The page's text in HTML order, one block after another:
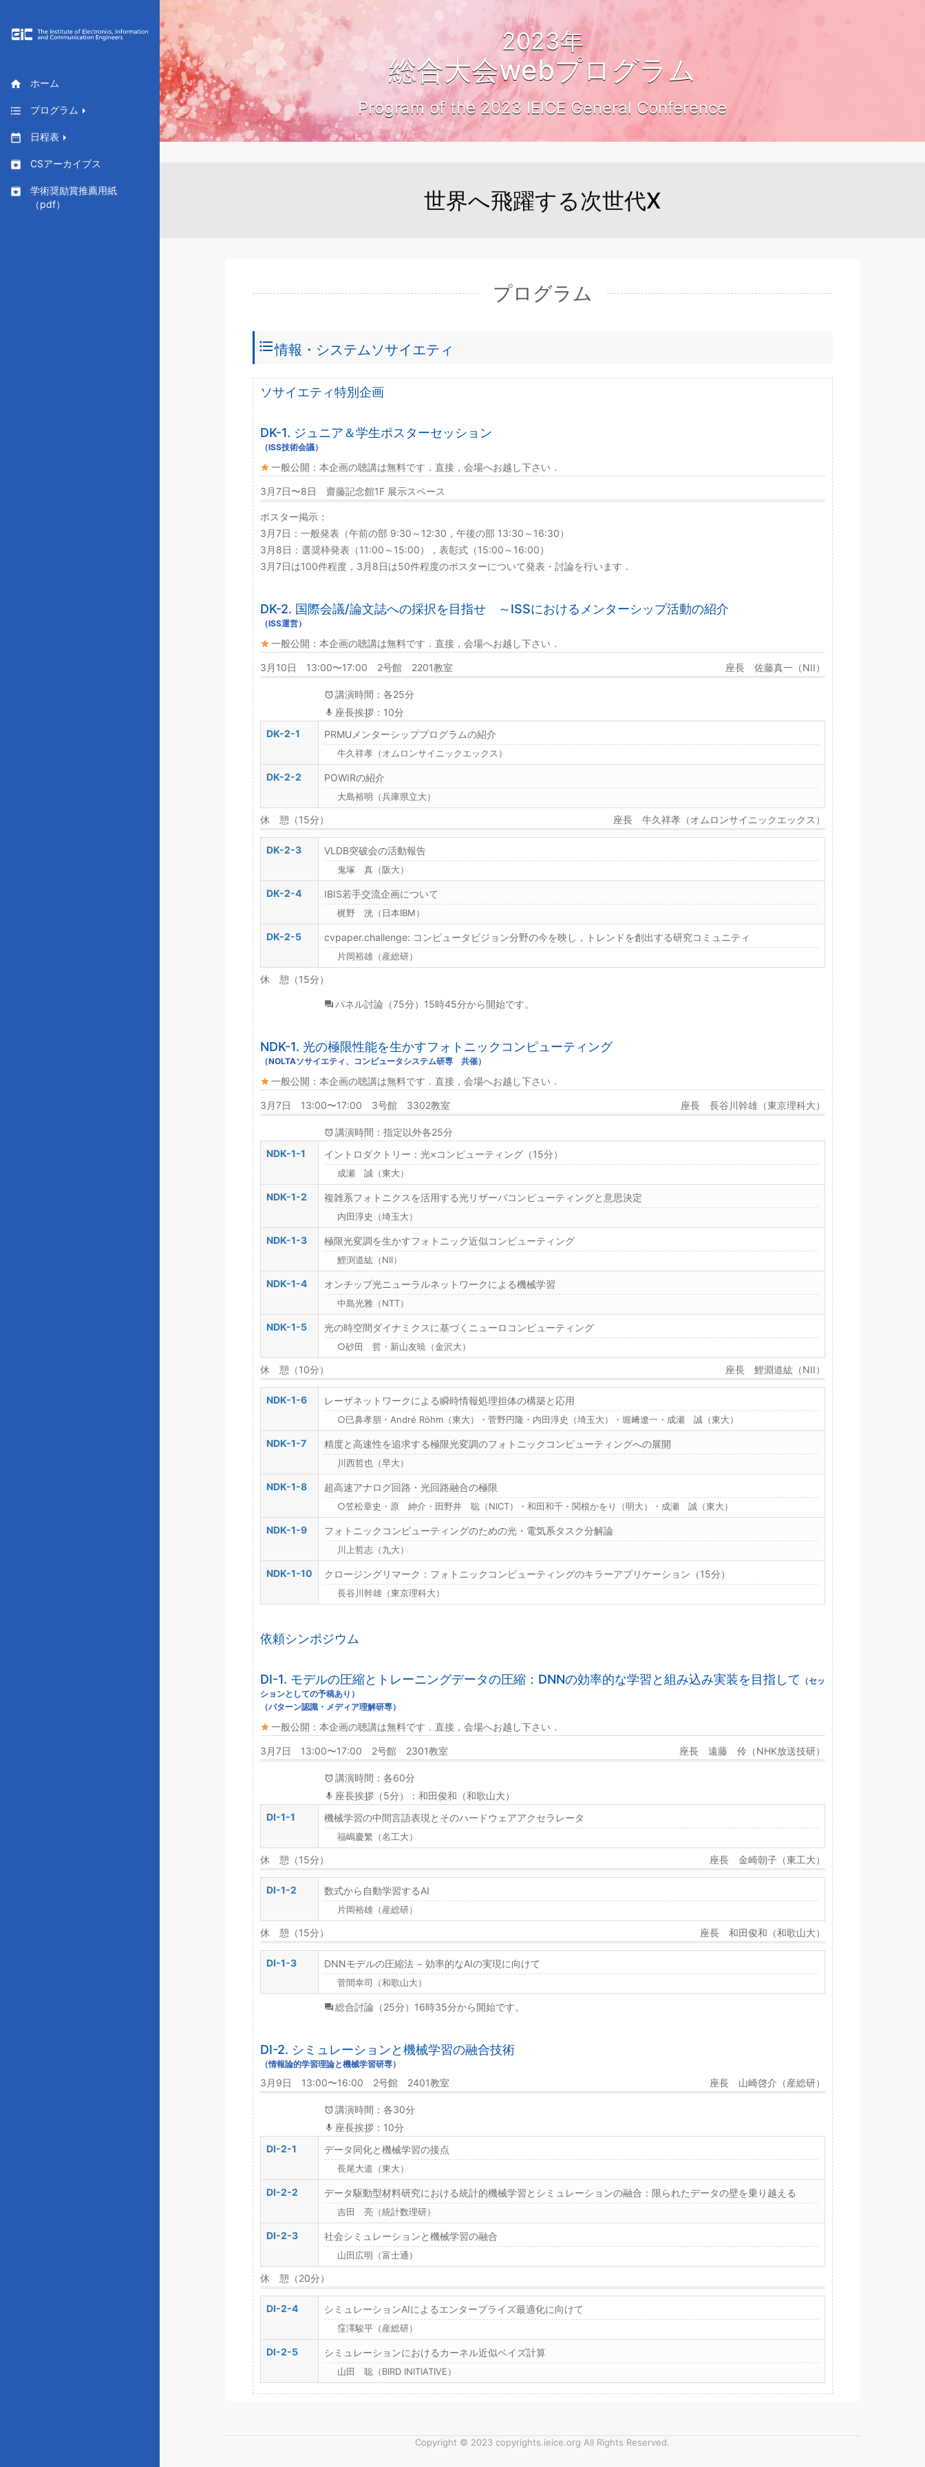
home ホーム
format_list_bulleted プログラム
date_range 日程表
archive CSアーカイブス
archive
学術奨励賞推薦用紙
（pdf）
2023年
総合大会webプログラム
Program of the 2023 IEICE General Conference
世界へ飛躍する次世代X
プログラム
format_list_bulleted情報・システムソサイエティ
ソサイエティ特別企画
DK-1. ジュニア＆学生ポスターセッション
（ISS技術会議）
一般公開：本企画の聴講は無料です．直接，会場へお越し下さい．
3月7日〜8日 齋藤記念館1F 展示スペース
ポスター掲示：
3月7日：一般発表（午前の部 9:30～12:30，午後の部 13:30～16:30）
3月8日：選奨枠発表（11:00～15:00），表彰式（15:00～16:00）
3月7日は100件程度，3月8日は50件程度のポスターについて発表・討論を行います．
DK-2. 国際会議/論文誌への採択を目指せ ～ISSにおけるメンターシップ活動の紹介
（ISS運営）
一般公開：本企画の聴講は無料です．直接，会場へお越し下さい．
3月10日 13:00〜17:00 2号館 2201教室 座長 佐藤真一（NII）
講演時間：各25分
座長挨拶：10分
DK-2-1
PRMUメンターシッププログラムの紹介
牛久祥孝（オムロンサイニックエックス）
DK-2-2 POWIRの紹介
大島裕明（兵庫県立大）
休 憩（15分） 座長 牛久祥孝（オムロンサイニックエックス）
DK-2-3 VLDB突破会の活動報告
鬼塚 真（阪大）
DK-2-4 IBIS若手交流企画について
梶野 洸（日本IBM）
DK-2-5 cvpaper.challenge: コンピュータビジョン分野の今を映し，トレンドを創出する研究コミュニティ
片岡裕雄（産総研）
休 憩（15分）
パネル討論（75分）15時45分から開始です。
NDK-1. 光の極限性能を生かすフォトニックコンピューティング
（NOLTAソサイエティ、コンピュータシステム研専 共催）
一般公開：本企画の聴講は無料です．直接，会場へお越し下さい．
3月7日 13:00〜17:00 3号館 3302教室 座長 長谷川幹雄（東京理科大）
講演時間：指定以外各25分
NDK-1-1
イントロダクトリー：光×コンピューティング（15分）
成瀬 誠（東大）
NDK-1-2 複雑系フォトニクスを活用する光リザーバコンピューティングと意思決定
内田淳史（埼玉大）
NDK-1-3 極限光変調を生かすフォトニック近似コンピューティング
鯉渕道紘（NII）
NDK-1-4 オンチップ光ニューラルネットワークによる機械学習
中島光雅（NTT）
NDK-1-5 光の時空間ダイナミクスに基づくニューロコンピューティング
○砂田 哲・新山友暁（金沢大）
休 憩（10分） 座長 鯉淵道紘（NII）
NDK-1-6 レーザネットワークによる瞬時情報処理担体の構築と応用
○巳鼻孝朋・André Röhm（東大）・菅野円隆・内田淳史（埼玉大）・堀﨑遼一・成瀬 誠（東大）
NDK-1-7 精度と高速性を追求する極限光変調のフォトニックコンピューティングへの展開
川西哲也（早大）
NDK-1-8 超高速アナログ回路・光回路融合の極限
○笠松章史・原 紳介・田野井 聡（NICT）・和田和千・関根かをり（明大）・成瀬 誠（東大）
NDK-1-9 フォトニックコンピューティングのための光・電気系タスク分解論
川上哲志（九大）
NDK-1-10 クロージングリマーク：フォトニックコンピューティングのキラーアプリケーション（15分）
長谷川幹雄（東京理科大）
依頼シンポジウム
DI-1. モデルの圧縮とトレーニングデータの圧縮：DNNの効率的な学習と組み込み実装を目指して （セッ
ションとしての予稿あり）
（パターン認識・メディア理解研専）
一般公開：本企画の聴講は無料です．直接，会場へお越し下さい．
3月7日 13:00〜17:00 2号館 2301教室 座長 遠藤 伶（NHK放送技研）
講演時間：各60分
座長挨拶（5分）：和田俊和（和歌山大）
DI-1-1
機械学習の中間言語表現とそのハードウェアアクセラレータ
福嶋慶繁（名工大）
休 憩（15分） 座長 金崎朝子（東工大）
DI-1-2 数式から⾃動学習するAI
片岡裕雄（産総研）
休 憩（15分） 座長 和田俊和（和歌山大）
DI-1-3 DNNモデルの圧縮法 − 効率的なAIの実現に向けて
菅間幸司（和歌山大）
総合討論（25分）16時35分から開始です。
DI-2. シミュレーションと機械学習の融合技術
（情報論的学習理論と機械学習研専）
3月9日 13:00〜16:00 2号館 2401教室 座長 山崎啓介（産総研）
講演時間：各30分
座長挨拶：10分
DI-2-1
データ同化と機械学習の接点
長尾大道（東大）
DI-2-2 データ駆動型材料研究における統計的機械学習とシミュレーションの融合：限られたデータの壁を乗り越える
吉田 亮（統計数理研）
DI-2-3 社会シミュレーションと機械学習の融合
山田広明（富士通）
休 憩（20分）
DI-2-4 シミュレーションAIによるエンタープライズ最適化に向けて
窪澤駿平（産総研）
DI-2-5 シミュレーションにおけるカーネル近似ベイズ計算
山田 聡（BIRD INITIATIVE）
Copyright © 2023 copyrights.ieice.org All Rights Reserved.